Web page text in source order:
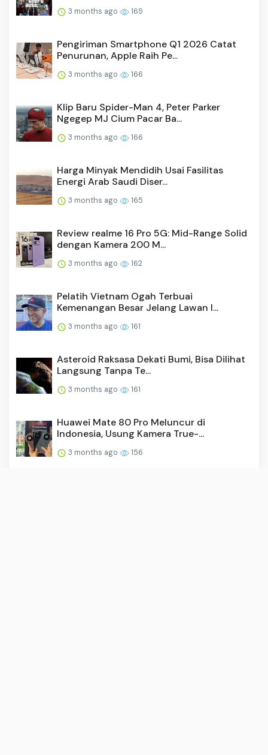
3 months ago 169
Pengiriman Smartphone Q1 2026 Catat
Penurunan, Apple Raih Pe...
3 months ago 166
Klip Baru Spider-Man 4, Peter Parker
Ngegep MJ Cium Pacar Ba...
3 months ago 166
Harga Minyak Mendidih Usai Fasilitas
Energi Arab Saudi Diser...
3 months ago 165
Review realme 16 Pro 5G: Mid-Range Solid
dengan Kamera 200 M...
3 months ago 162
Pelatih Vietnam Ogah Terbuai
Kemenangan Besar Jelang Lawan I...
3 months ago 161
Asteroid Raksasa Dekati Bumi, Bisa Dilihat
Langsung Tanpa Te...
3 months ago 161
Huawei Mate 80 Pro Meluncur di
Indonesia, Usung Kamera True-...
3 months ago 156